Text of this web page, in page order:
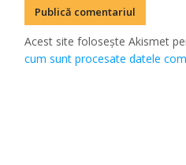
Acest site folosește Akismet
cum sunt procesate datele